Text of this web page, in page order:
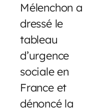
Mélenchon a
dressé le
tableau
d’urgence
sociale en
France et
dénoncé la